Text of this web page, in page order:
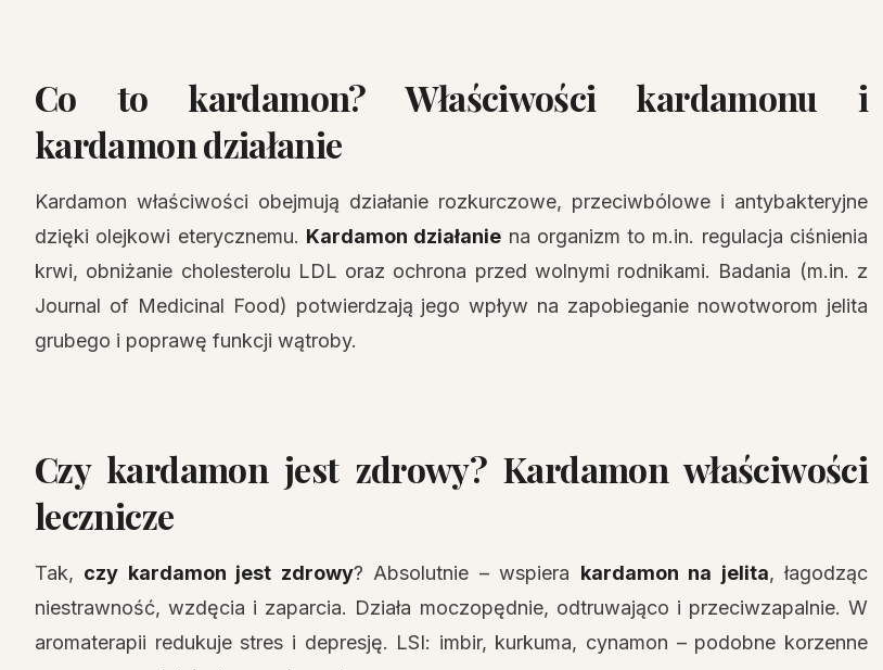
Co to kardamon? Właściwości kardamonu i
kardamon działanie
Kardamon właściwości obejmują działanie rozkurczowe, przeciwbólowe i antybakteryjne
dzięki olejkowi eterycznemu. Kardamon działanie na organizm to m.in. regulacja ciśnienia
krwi, obniżanie cholesterolu LDL oraz ochrona przed wolnymi rodnikami. Badania (m.in. z
Journal of Medicinal Food) potwierdzają jego wpływ na zapobieganie nowotworom jelita
grubego i poprawę funkcji wątroby.
Czy kardamon jest zdrowy? Kardamon właściwości
lecznicze
Tak, czy kardamon jest zdrowy? Absolutnie – wspiera kardamon na jelita, łagodząc
niestrawność, wzdęcia i zaparcia. Działa moczopędnie, odtruwająco i przeciwzapalnie. W
aromaterapii redukuje stres i depresję. LSI: imbir, kurkuma, cynamon – podobne korzenne